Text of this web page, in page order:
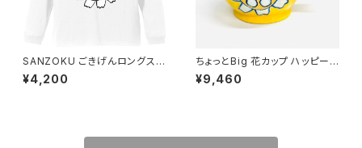
SANZOKU ごきげんロングスリ
ーブT★（ホワイト）
¥4,200
ちょっとBig 花カップ ハッピーイ
エロー
¥9,460